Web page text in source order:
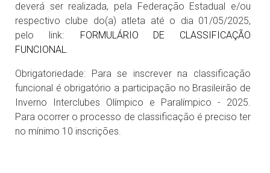
deverá ser realizada, pela Federação Estadual e/ou
respectivo clube do(a) atleta até o dia 01/05/2025,
pelo link: FORMULÁRIO DE CLASSIFICAÇÃO
FUNCIONAL.
Obrigatoriedade: Para se inscrever na classificação
funcional é obrigatório a participação no Brasileirão de
Inverno Interclubes Olímpico e Paralímpico - 2025.
Para ocorrer o processo de classificação é preciso ter
no mínimo 10 inscrições.